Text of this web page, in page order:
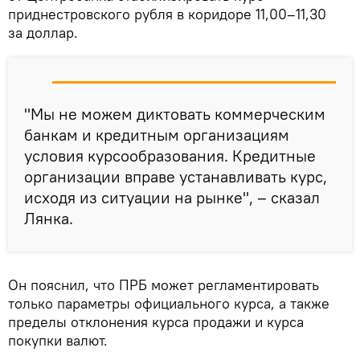
приднестровского рубля в коридоре 11,00–11,30
за доллар.
"Мы не можем диктовать коммерческим
банкам и кредитным организациям
условия курсообразования. Кредитные
организации вправе устанавливать курс,
исходя из ситуации на рынке", – сказал
Лянка.
Он пояснил, что ПРБ может регламентировать
только параметры официального курса, а также
пределы отклонения курса продажи и курса
покупки валют.